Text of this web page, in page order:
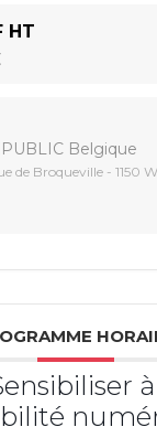
disposition
HT
Belgique
de Broqueville - 1150
à